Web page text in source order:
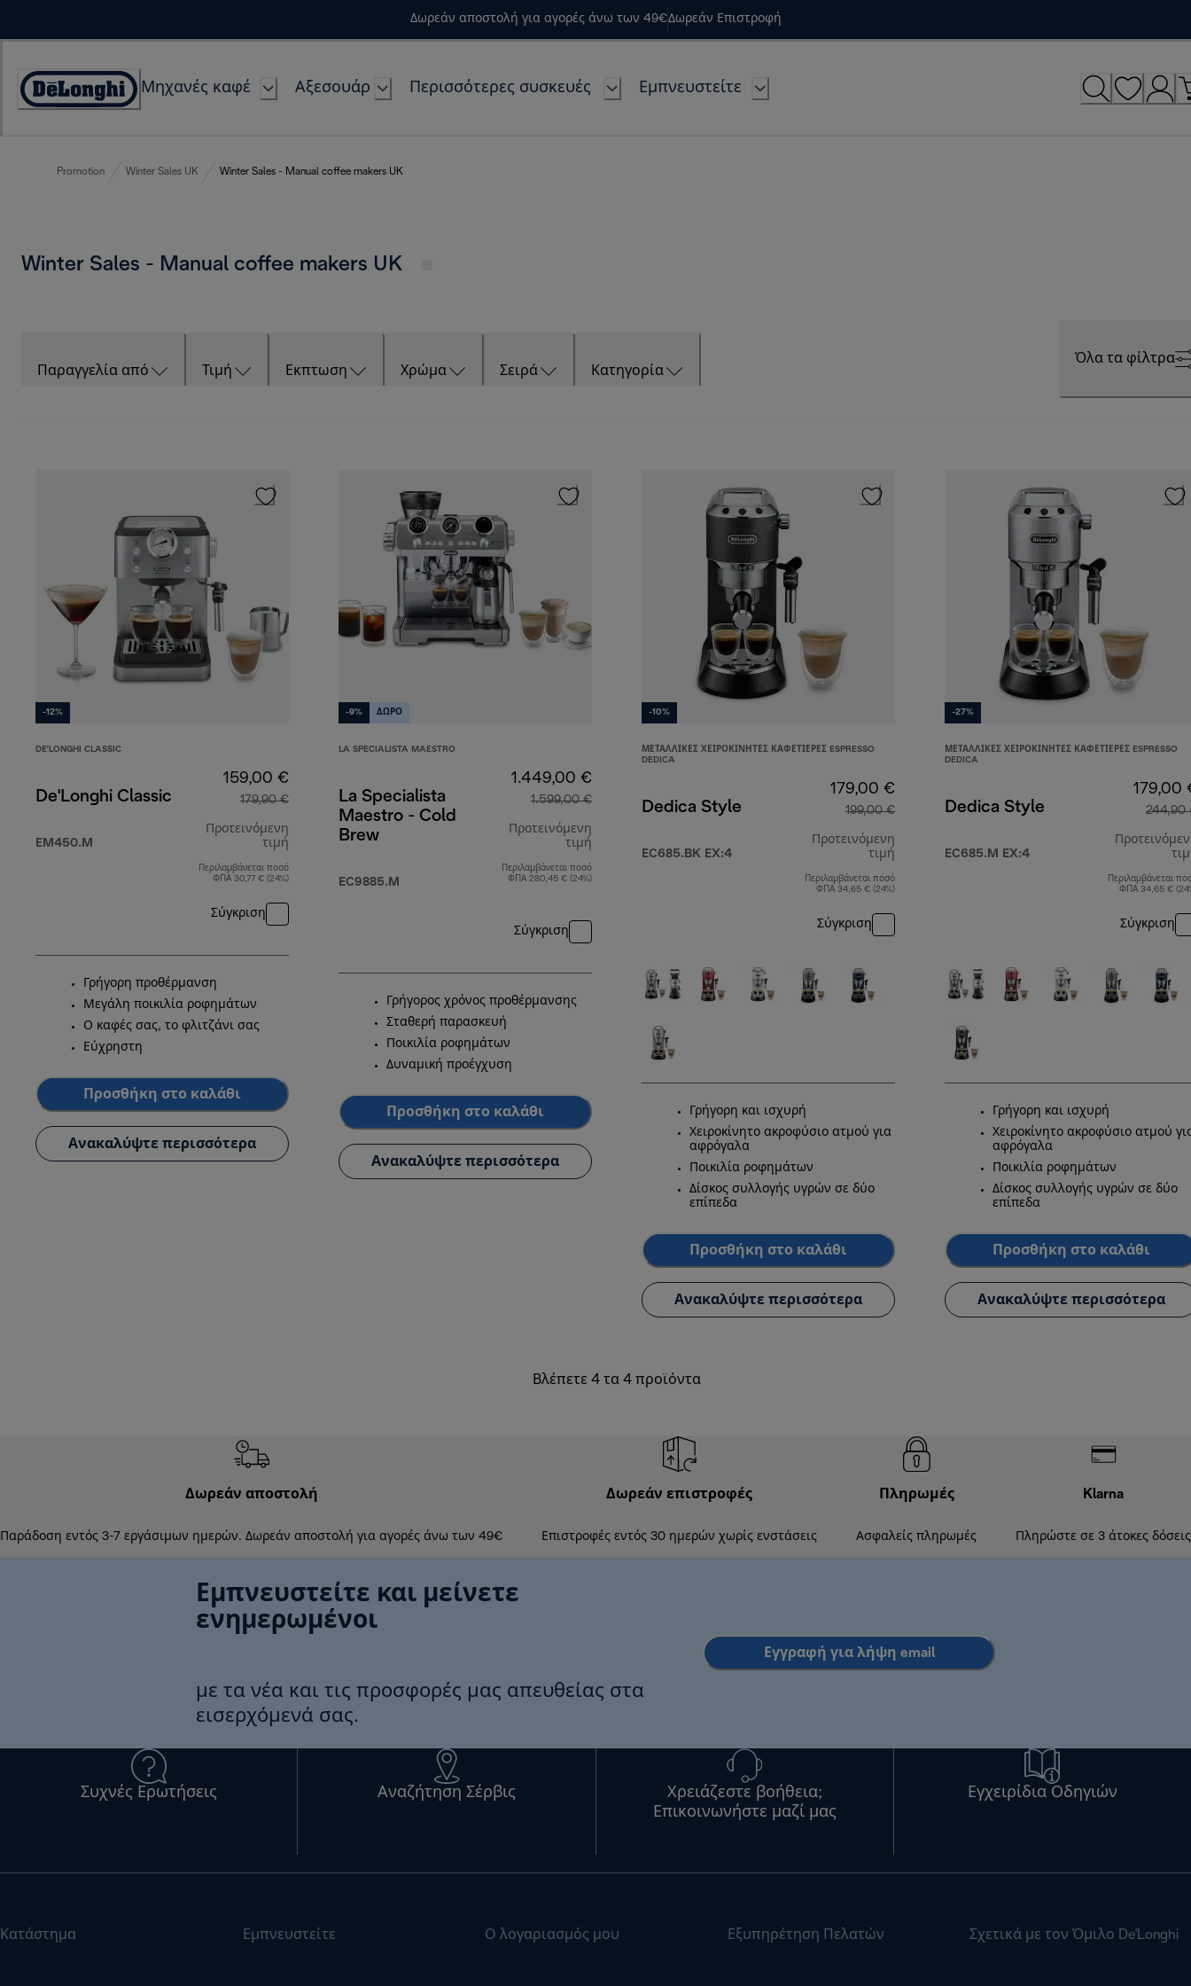
Δωρεάν αποστολή για αγορές άνω των 49€Δωρεάν Επιστροφή
Accessibility
Μηχανές καφέ Αξεσουάρ Περισσότερες συσκευές Εμπνευστείτε
Promotion Winter Sales UK Winter Sales - Manual coffee makers UK
Winter Sales - Manual coffee makers UK
Παραγγελία από Τιμή Εκπτωση Χρώμα Σειρά Κατηγορία
Όλα τα φίλτρα
-12%
DE'LONGHI CLASSIC
De'Longhi Classic
EM450.M
159,00 €
179,90 €
Προτεινόμενη
τιμή
αρχική τιμή 179,90 €
Περιλαμβάνεται ποσό
ΦΠΑ 30,77 € (24%)
Σύγκριση
Γρήγορη προθέρμανση
Μεγάλη ποικιλία ροφημάτων
Ο καφές σας, το φλιτζάνι σας
Εύχρηστη
Προσθήκη στο καλάθι
Ανακαλύψτε περισσότερα
-9% ΔΩΡΟ
LA SPECIALISTA MAESTRO
La Specialista
Maestro - Cold
Brew
EC9885.M
1.449,00 €
1.599,00 €
Προτεινόμενη
τιμή
αρχική τιμή 1.599,00 €
Περιλαμβάνεται ποσό
ΦΠΑ 280,45 € (24%)
Σύγκριση
Γρήγορος χρόνος προθέρμανσης
Σταθερή παρασκευή
Ποικιλία ροφημάτων
Δυναμική προέγχυση
Προσθήκη στο καλάθι
Ανακαλύψτε περισσότερα
-10%
ΜΕΤΑΛΛΙΚΈΣ ΧΕΙΡΟΚΊΝΗΤΕΣ ΚΑΦΕΤΙΈΡΕΣ ESPRESSO
DEDICA
Dedica Style
EC685.BK EX:4
179,00 €
199,00 €
Προτεινόμενη
τιμή
αρχική τιμή 199,00 €
Περιλαμβάνεται ποσό
ΦΠΑ 34,65 € (24%)
Σύγκριση
Γρήγορη και ισχυρή
Χειροκίνητο ακροφύσιο ατμού για
αφρόγαλα
Ποικιλία ροφημάτων
Δίσκος συλλογής υγρών σε δύο
επίπεδα
Προσθήκη στο καλάθι
Ανακαλύψτε περισσότερα
-27%
ΜΕΤΑΛΛΙΚΈΣ ΧΕΙΡΟΚΊΝΗΤΕΣ ΚΑΦΕΤΙΈΡΕΣ ESPRESSO
DEDICA
Dedica Style
EC685.M EX:4
179,00
244,90
Περιλαμβάνεται
ΦΠΑ 34,65 €
Σύγκριση
Γρήγορη και ισχυρή
Χειροκίνητο ακροφύσιο ατμού
αφρόγαλα
Ποικιλία ροφημάτων
Δίσκος συλλογής υγρών σε δύο
επίπεδα
Προσθήκη στο καλάθι
Ανακαλύψτε περισσότερα
Βλέπετε 4 τα 4 προϊόντα
Δωρεάν αποστολή
Παράδοση εντός 3-7 εργάσιμων ημερών. Δωρεάν αποστολή για αγορές άνω των 49€
Δωρεάν επιστροφές
Επιστροφές εντός 30 ημερών χωρίς ενστάσεις
Πληρωμές
Ασφαλείς πληρωμές
Klarna
Πληρώστε σε 3 άτοκες δόσεις
Εμπνευστείτε και μείνετε
ενημερωμένοι
με τα νέα και τις προσφορές μας απευθείας στα
εισερχόμενά σας.
Εγγραφή για λήψη email
Συχνές Ερωτήσεις Αναζήτηση Σέρβις
Χρειάζεστε βοήθεια;
Επικοινωνήστε μαζί μας
Εγχειρίδια Οδηγιών
Κατάστημα Εμπνευστείτε Ο λογαριασμός μου Εξυπηρέτηση Πελατών Σχετικά με τον Όμιλο De'Longhi